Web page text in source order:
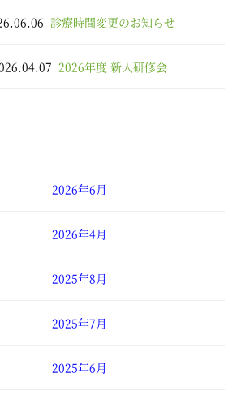
診療時間変更のお知らせ
2026年度 新人研修会
2026年6月
2026年4月
2025年8月
2025年7月
2025年6月